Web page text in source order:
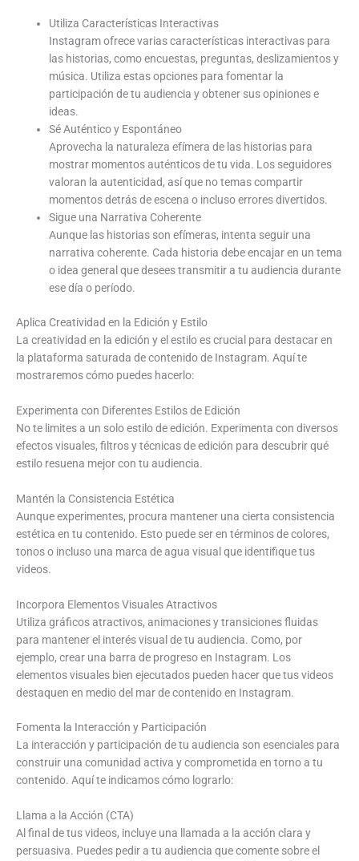
Utiliza Características Interactivas
Instagram ofrece varias características interactivas para
las historias, como encuestas, preguntas, deslizamientos y
música. Utiliza estas opciones para fomentar la
participación de tu audiencia y obtener sus opiniones e
ideas.
Sé Auténtico y Espontáneo
Aprovecha la naturaleza efímera de las historias para
mostrar momentos auténticos de tu vida. Los seguidores
valoran la autenticidad, así que no temas compartir
momentos detrás de escena o incluso errores divertidos.
Sigue una Narrativa Coherente
Aunque las historias son efímeras, intenta seguir una
narrativa coherente. Cada historia debe encajar en un tema
o idea general que desees transmitir a tu audiencia durante
ese día o período.
Aplica Creatividad en la Edición y Estilo
La creatividad en la edición y el estilo es crucial para destacar en
la plataforma saturada de contenido de Instagram. Aquí te
mostraremos cómo puedes hacerlo:
Experimenta con Diferentes Estilos de Edición
No te limites a un solo estilo de edición. Experimenta con diversos
efectos visuales, filtros y técnicas de edición para descubrir qué
estilo resuena mejor con tu audiencia.
Mantén la Consistencia Estética
Aunque experimentes, procura mantener una cierta consistencia
estética en tu contenido. Esto puede ser en términos de colores,
tonos o incluso una marca de agua visual que identifique tus
videos.
Incorpora Elementos Visuales Atractivos
Utiliza gráficos atractivos, animaciones y transiciones fluidas
para mantener el interés visual de tu audiencia. Como, por
ejemplo, crear una barra de progreso en Instagram. Los
elementos visuales bien ejecutados pueden hacer que tus videos
destaquen en medio del mar de contenido en Instagram.
Fomenta la Interacción y Participación
La interacción y participación de tu audiencia son esenciales para
construir una comunidad activa y comprometida en torno a tu
contenido. Aquí te indicamos cómo lograrlo:
Llama a la Acción (CTA)
Al final de tus videos, incluye una llamada a la acción clara y
persuasiva. Puedes pedir a tu audiencia que comente sobre el